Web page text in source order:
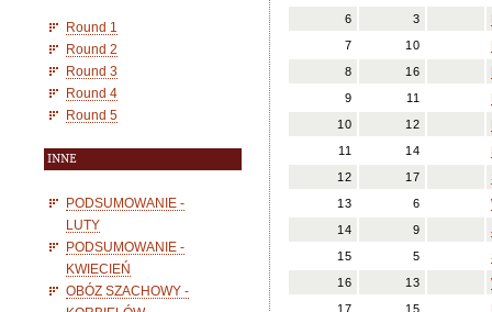
Round 1
Round 2
Round 3
Round 4
Round 5
INNE
PODSUMOWANIE -
LUTY
PODSUMOWANIE -
KWIECIEŃ
OBÓZ SZACHOWY -
6
3
7
10
8
16
9
11
10
12
11
14
12
17
13
6
14
9
15
5
16
13
17
15